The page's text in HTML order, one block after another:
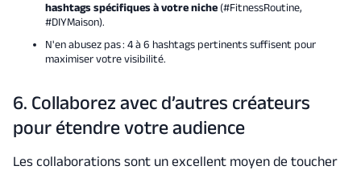
hashtags spécifiques à votre niche(#FitnessRoutine,
#DIYMaison).
N'en abusez pas : 4 à 6 hashtags pertinents suffisent pour
maximiser votre visibilité.
6. Collaborez avec d’autres créateurs
pour étendre votre audience
Les collaborations sont un excellent moyen de toucher